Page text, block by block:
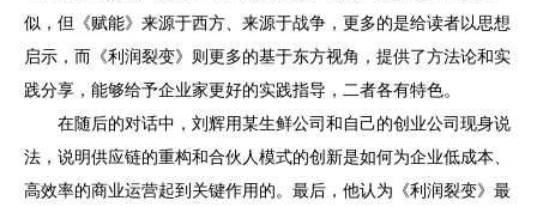
似，但《赋能》来源于西方、来源于战争，更多的是给读者以思想
启示，而《利润裂变》则更多的基于东方视角，提供了方法论和实
践分享，能够给予企业家更好的实践指导，二者各有特色。
在随后的对话中，刘辉用某生鲜公司和自己的创业公司现身说
法，说明供应链的重构和合伙人模式的创新是如何为企业低成本、
高效率的商业运营起到关键作用的。最后，他认为《利润裂变》最